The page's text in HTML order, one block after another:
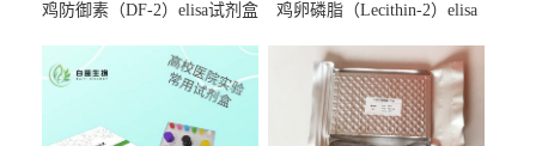
鸡防御素（DF-2）elisa试剂盒
鸡卵磷脂（Lecithin-2）elisa